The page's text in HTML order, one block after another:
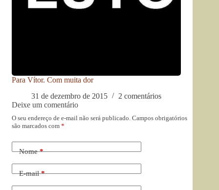
Para Vítor. Com muita dor
31 de dezembro de 2015
2 comentários
Deixe um comentário
O seu endereço de e-mail não será publicado. Campos obrigatórios
são marcados com *
Nome*
E-mail*